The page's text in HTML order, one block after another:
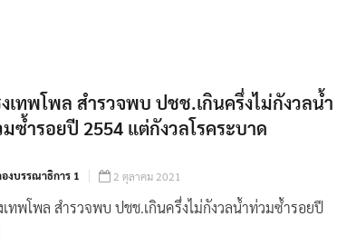
เทพโพล สำรวจพบ ปชช.เกินครึ่งไม่กังวลน้ำ
ซ้ำรอยปี 2554 แต่กังวลโรคระบาด
งบรรณาธิการ 1 2 ตุลาคม 2021
เทพโพล สำรวจพบ ปชช.เกินครึ่งไม่กังวลน้ำท่วมซ้ำรอยปี